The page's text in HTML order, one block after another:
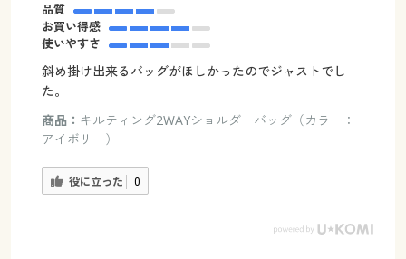
品質
お買い得感
使いやすさ
斜め掛け出来るバッグがほしかったのでジャストでし
た。
商品： キルティング2WAYショルダーバッグ（カラー：
アイボリー）
役に立った 0